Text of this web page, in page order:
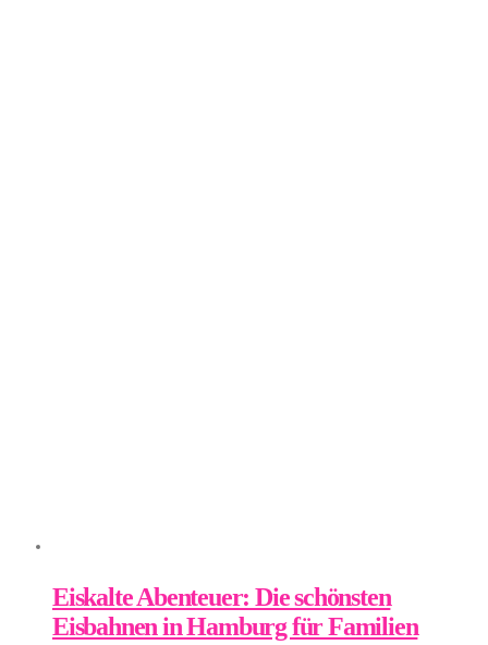
Eiskalte Abenteuer: Die schönsten
Eisbahnen in Hamburg für Familien